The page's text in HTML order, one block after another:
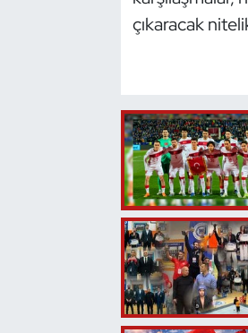
çıkaracak
Vücut Geliştirme Fitness
Wushu Kungfu